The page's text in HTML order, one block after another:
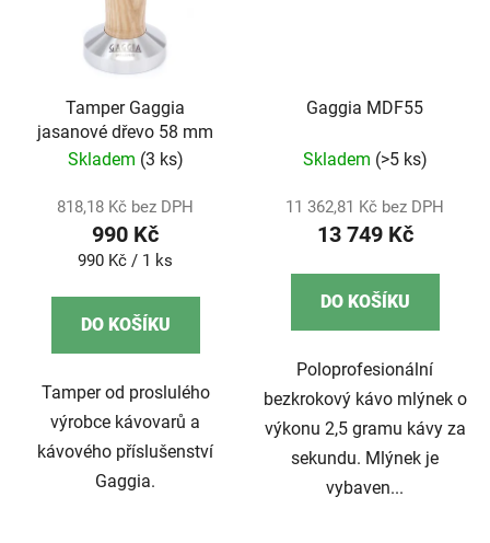
Tamper Gaggia
jasanové dřevo 58 mm
Skladem (3 ks)
818,18 Kč bez DPH
990 Kč
Měrná
990 Kč / 1 ks
DO KOŠÍKU
Tamper od proslulého
výrobce kávovarů a
kávového příslušenství
Gaggia.
Gaggia MDF55
Skladem (>5 ks)
11 362,81 Kč bez DPH
13 749 Kč
DO KOŠÍKU
Poloprofesionální
bezkrokový kávo mlýnek o
výkonu 2,5 gramu kávy za
sekundu. Mlýnek je
vybaven...